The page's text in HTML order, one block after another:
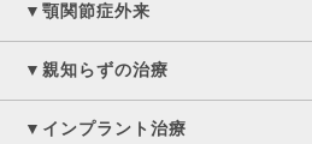
▼顎関節症外来
▼親知らずの治療
▼インプラント治療